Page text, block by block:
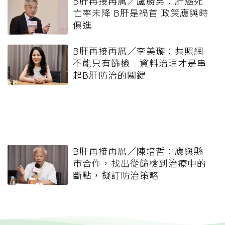
亡率未降 B肝是禍首 政策應與時
俱進
B肝再接再厲／李美璇：共照網
不能只有篩檢 資料治理才是串
起B肝防治的關鍵
B肝再接再厲／陳培哲：應與縣
市合作，找出從篩檢到治療中的
斷點，擬訂防治策略